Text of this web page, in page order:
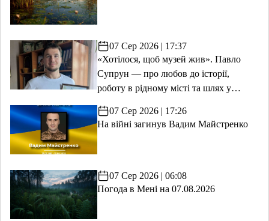
07 Сер 2026 | 17:37
«Хотілося, щоб музей жив». Павло
Супрун — про любов до історії,
роботу в рідному місті та шлях у
07 Сер 2026 | 17:26
На війні загинув Вадим Майстренко
07 Сер 2026 | 06:08
Погода в Мені на 07.08.2026